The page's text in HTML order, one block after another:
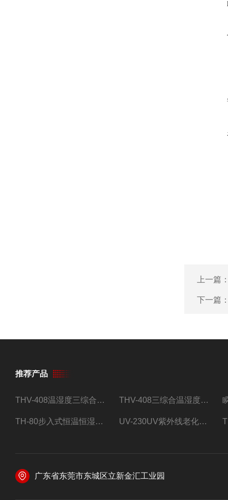
上一篇
下一篇
推荐产品
THV-408温湿度三综合试验箱 THV-408三综合温湿度振动试验箱
TH-80步入式恒温恒湿试验房 UV-230UV紫外线老化试验箱
广东省东莞市东城区立新金汇工业园